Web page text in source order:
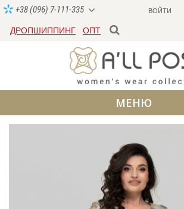
ВОЙТИ
+38 (096) 7-111-335
ДРОПШИППИНГ ОПТ
МЕНЮ